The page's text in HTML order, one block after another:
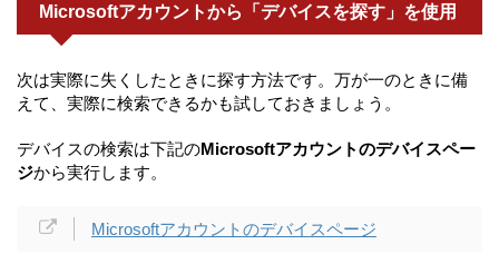
Microsoftアカウントから「デバイスを探す」を使用
次は実際に失くしたときに探す方法です。万が一のときに備
えて、実際に検索できるかも試しておきましょう。
デバイスの検索は下記のMicrosoftアカウントのデバイスペー
ジから実行します。
Microsoftアカウントのデバイスページ